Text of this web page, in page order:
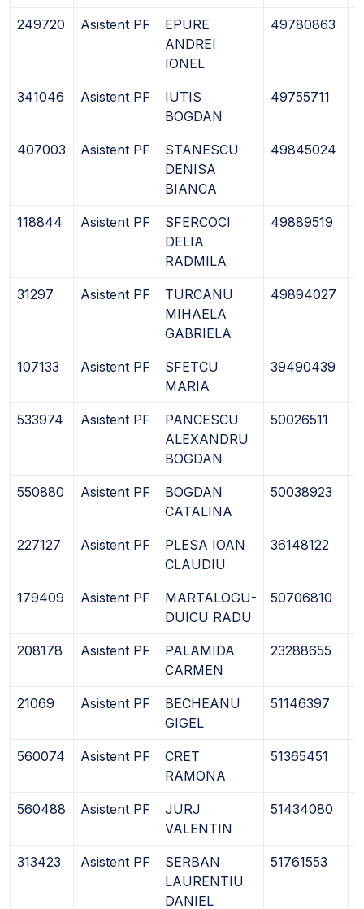
249720 Asistent PF
EPURE
ANDREI
IONEL
49780863
341046 Asistent PF
IUTIS
BOGDAN
49755711
407003 Asistent PF
STANESCU
DENISA
BIANCA
49845024
118844 Asistent PF
SFERCOCI
DELIA
RADMILA
49889519
31297 Asistent PF
TURCANU
MIHAELA
GABRIELA
49894027
107133 Asistent PF
SFETCU
MARIA
39490439
533974 Asistent PF
PANCESCU
ALEXANDRU
BOGDAN
50026511
550880 Asistent PF
BOGDAN
CATALINA
50038923
227127 Asistent PF
PLESA IOAN
CLAUDIU
36148122
179409 Asistent PF
MARTALOGU-
DUICU RADU
50706810
208178 Asistent PF
PALAMIDA
CARMEN
23288655
21069 Asistent PF
BECHEANU
GIGEL
51146397
560074 Asistent PF
CRET
RAMONA
51365451
560488 Asistent PF
JURJ
VALENTIN
51434080
313423 Asistent PF
SERBAN
LAURENTIU
DANIEL
51761553